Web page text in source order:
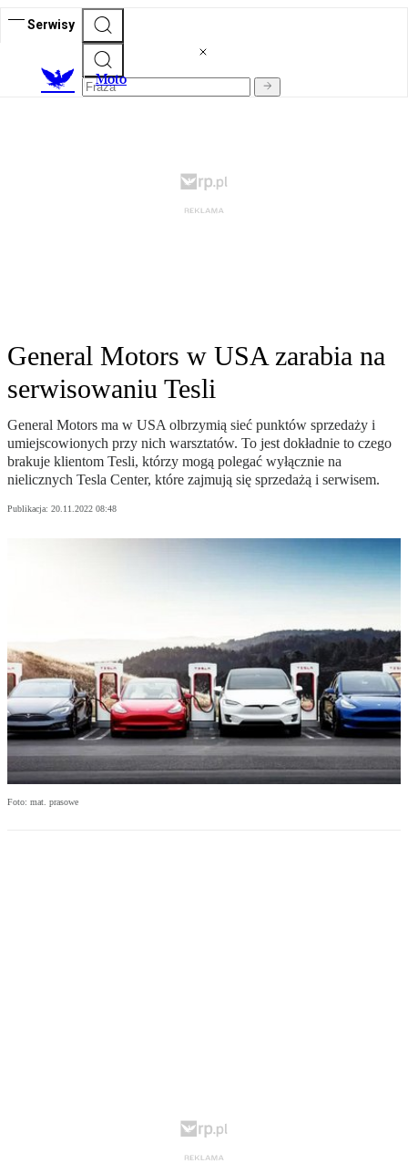
Serwisy
Moto
General Motors w USA zarabia na
serwisowaniu Tesli
General Motors ma w USA olbrzymią sieć punktów sprzedaży i
umiejscowionych przy nich warsztatów. To jest dokładnie to czego
brakuje klientom Tesli, którzy mogą polegać wyłącznie na
nielicznych Tesla Center, które zajmują się sprzedażą i serwisem.
Publikacja: 20.11.2022 08:48
Foto: mat. prasowe